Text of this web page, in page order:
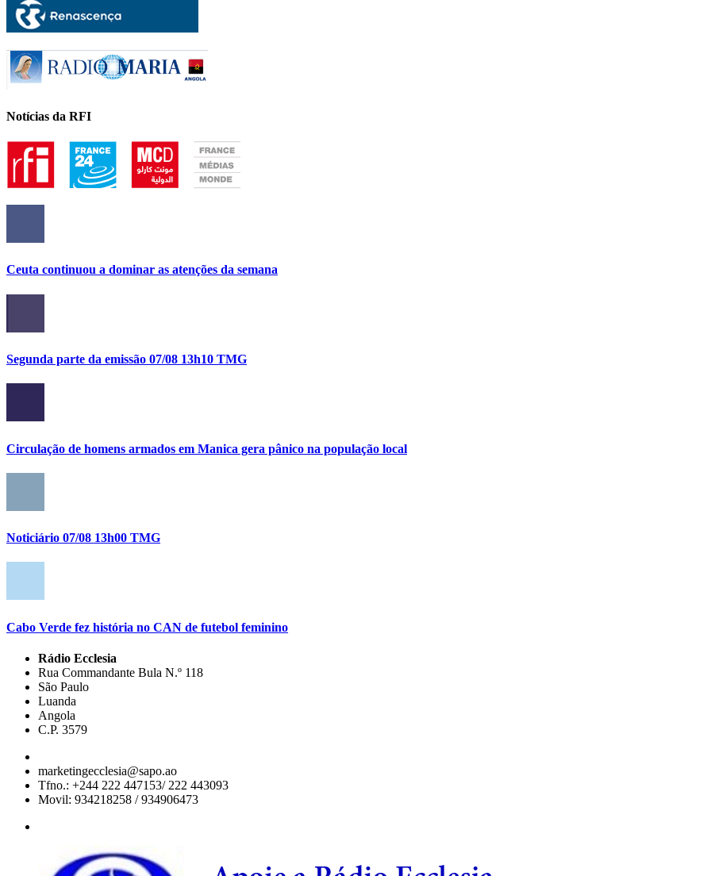
Notícias da RFI
Ceuta continuou a dominar as atenções da semana
Segunda parte da emissão 07/08 13h10 TMG
Circulação de homens armados em Manica gera pânico na população local
Noticiário 07/08 13h00 TMG
Cabo Verde fez história no CAN de futebol feminino
Rádio Ecclesia
Rua Commandante Bula N.º 118
São Paulo
Luanda
Angola
C.P. 3579
marketingecclesia@sapo.ao
Tfno.: +244 222 447153/ 222 443093
Movil: 934218258 / 934906473